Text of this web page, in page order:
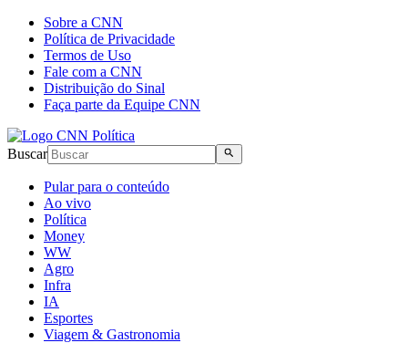
Sobre a CNN
Política de Privacidade
Termos de Uso
Fale com a CNN
Distribuição do Sinal
Faça parte da Equipe CNN
Buscar
Pular para o conteúdo
Ao vivo
Política
Money
WW
Agro
Infra
IA
Esportes
Viagem & Gastronomia